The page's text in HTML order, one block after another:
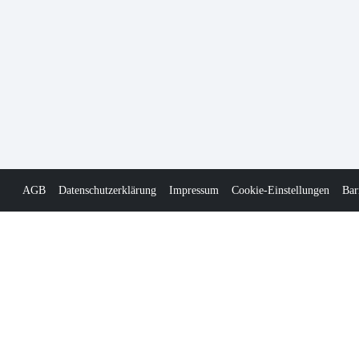
AGB Datenschutzerklärung Impressum Cookie-Einstellungen